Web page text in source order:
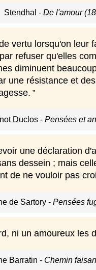
Stendhal - De l'amour
vertu lorsqu'on leur
refuser qu'elles
diminuent
une résistance et
Duclos - Pensées et
une déclaration
dessein ; mais
de ne vouloir pas
de Sartory - Pensées
ni un amoureux les
Barratin - Chemin